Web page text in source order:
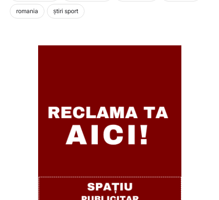
romania știri sport